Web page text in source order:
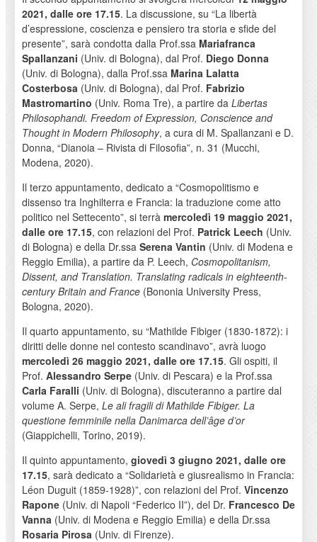
2021, dalle ore 17.15. La discussione, su “La libertà
d’espressione, coscienza e pensiero tra storia e sfide del
presente”, sarà condotta dalla Prof.ssa Mariafranca
Spallanzani (Univ. di Bologna), dal Prof. Diego Donna
(Univ. di Bologna), dalla Prof.ssa Marina Lalatta
Costerbosa (Univ. di Bologna), dal Prof. Fabrizio
Mastromartino (Univ. Roma Tre), a partire da Libertas
Philosophandi. Freedom of Expression, Conscience and
Thought in Modern Philosophy, a cura di M. Spallanzani e D.
Donna, “Dianoia – Rivista di Filosofia”, n. 31 (Mucchi,
Modena, 2020).
Il terzo appuntamento, dedicato a “Cosmopolitismo e
dissenso tra Inghilterra e Francia: la traduzione come atto
politico nel Settecento”, si terrà mercoledì 19 maggio 2021,
dalle ore 17.15, con relazioni del Prof. Patrick Leech (Univ.
di Bologna) e della Dr.ssa Serena Vantin (Univ. di Modena e
Reggio Emilia), a partire da P. Leech, Cosmopolitanism,
Dissent, and Translation. Translating radicals in eighteenth-
century Britain and France(Bononia University Press,
Bologna, 2020).
Il quarto appuntamento, su “Mathilde Fibiger (1830-1872): i
diritti delle donne nel contesto scandinavo”, avrà luogo
mercoledì 26 maggio 2021, dalle ore 17.15. Gli ospiti, il
Prof. Alessandro Serpe(Univ. di Pescara) e la Prof.ssa
Carla Faralli (Univ. di Bologna), discuteranno a partire dal
volume A. Serpe, Le ali fragili di Mathilde Fibiger. La
questione femminile nella Danimarca dell’âge d’or
(Giappichelli, Torino, 2019).
Il quinto appuntamento, giovedì 3 giugno 2021, dalle ore
17.15, sarà dedicato a “Solidarietà e giusrealismo in Francia:
Léon Duguit (1859-1928)”, con relazioni del Prof. Vincenzo
Rapone(Univ. di Napoli “Federico II”), del Dr. Francesco De
Vanna (Univ. di Modena e Reggio Emilia) e della Dr.ssa
Rosaria Pirosa (Univ. di Firenze).